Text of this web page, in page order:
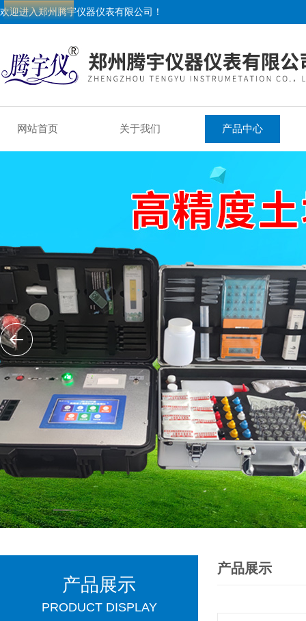
欢迎进入郑州腾宇仪器仪表有限公司！
网站首页 关于我们 产品中心
产品展示
PRODUCT DISPLAY
产品展示